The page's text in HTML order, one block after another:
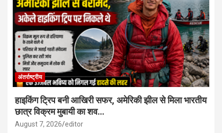
अंतर्राष्ट्रीय
हाइकिंग ट्रिप बनी आखिरी सफर, अमेरिकी झील से मिला भारतीय
छात्र विक्रम मुबायी का शव…
August 7, 2026 editor